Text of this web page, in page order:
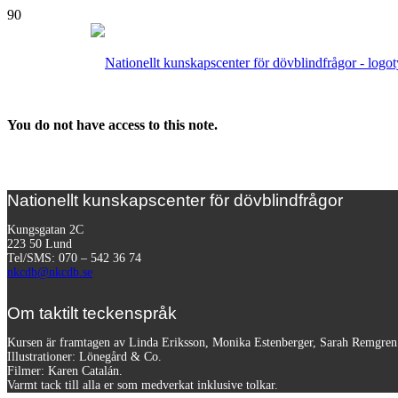
You do not have access to this note.
Nationellt kunskapscenter för dövblindfrågor
Kungsgatan 2C
223 50 Lund
Tel/SMS: 070 – 542 36 74
nkcdb@nkcdb.se
Om taktilt teckenspråk
Kursen är framtagen av Linda Eriksson, Monika Estenberger, Sarah
Illustrationer: Lönegård & Co.
Filmer: Karen Catalán.
Varmt tack till alla er som medverkat inklusive tolkar.